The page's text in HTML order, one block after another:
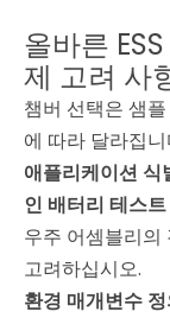
올바른
제 고려 사
챔버 선택은 샘
에 따라 달라집
애플리케이션 식
인 배터리 테스
우주 어셈블리의
고려하십시오.
환경 매개변수